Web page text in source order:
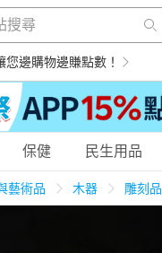
邊購物邊賺點數！
保健 民生用品
藝術品 木器 雕刻品